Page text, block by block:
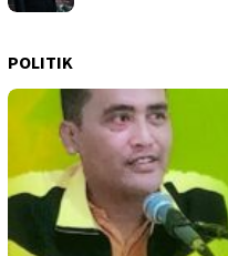
POLITIK